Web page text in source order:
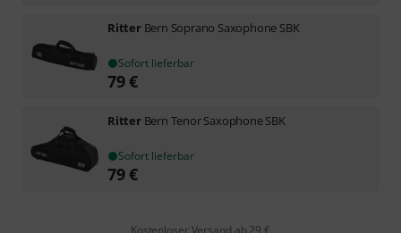
Ritter Bern Soprano Saxophone SBK
Sofort lieferbar
79€
Ritter Bern Tenor Saxophone SBK
Sofort lieferbar
79€
Kostenloser Versand ab 29 €